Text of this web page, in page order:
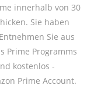
innerhalb von 30
Sie haben
Sie aus
Prime Programms
kostenlos -
Prime Account.